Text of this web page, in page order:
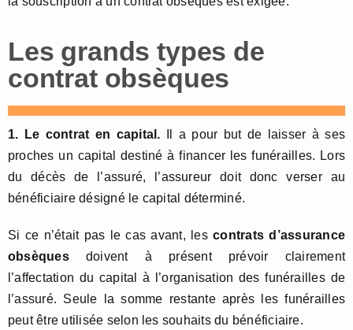
Les grands types de
contrat obsèques
1. Le contrat en capital.
Il a pour but de laisser à ses
proches un capital destiné à financer les funérailles. Lors
du décès de l’assuré, l’assureur doit donc verser au
bénéficiaire désigné le capital déterminé.
Si ce n’était pas le cas avant, lescontrats d’assurance
obsèquesdoivent à présent prévoir clairement
l’affectation du capital à l’organisation des funérailles de
l’assuré. Seule la somme restante après les funérailles
peut être utilisée selon les souhaits du bénéficiaire.